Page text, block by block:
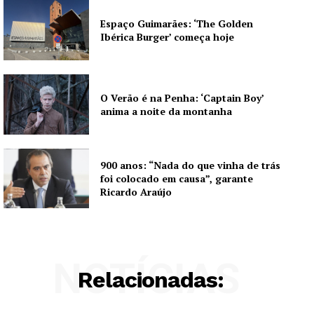
Espaço Guimarães: ‘The Golden
Ibérica Burger’ começa hoje
O Verão é na Penha: ‘Captain Boy’
anima a noite da montanha
900 anos: “Nada do que vinha de trás
foi colocado em causa”, garante
Ricardo Araújo
Relacionadas:
NOTÍCIAS